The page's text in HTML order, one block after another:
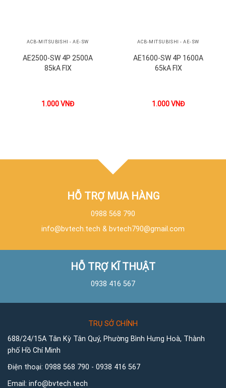
ACB-MITSUBISHI - AE-SW
AE2500-SW 4P 2500A
85kA FIX
1.000VNĐ
ACB-MITSUBISHI - AE-SW
AE1600-SW 4P 1600A
65kA FIX
1.000VNĐ
HỖ TRỢ MUA HÀNG
0988 568 790
info@bvtech.tech & bvtech790@gmail.com
HỖ TRỢ KĨ THUẬT
0938 416 567
TRỤ SỞ CHÍNH
688/24/15A Tân Kỳ Tân Quý, Phường Bình Hưng Hoà, Thành
phố Hồ Chí Minh
Điện thoại: 0988 568 790 - 0938 416 567
Email: info@bvtech.tech